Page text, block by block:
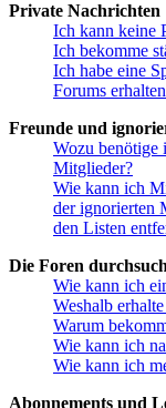
Private Nachrichten
Ich kann keine
Ich bekomme
Ich habe eine
Forums
Freunde und
Wozu benötige
Mitglieder?
Wie kann ich
der ignorierten
den Listen
Die Foren
Wie kann ich
Weshalb
Warum
Wie kann ich
Wie kann ich
Abonnements und